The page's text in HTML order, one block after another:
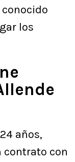
los
años,
contrato con